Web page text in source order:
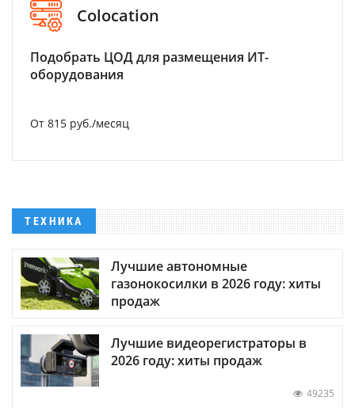
Colocation
Подобрать ЦОД для размещения ИТ-
оборудования
От 815 руб./месяц
ТЕХНИКА
Лучшие автономные
газонокосилки в 2026 году: хиты
продаж
Лучшие видеорегистраторы в
2026 году: хиты продаж
49235